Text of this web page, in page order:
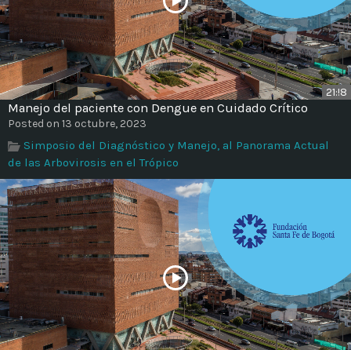
21:!8
Manejo del paciente con Dengue en Cuidado Crítico
Posted on 13 octubre, 2023
Simposio del Diagnóstico y Manejo, al Panorama Actual
de las Arbovirosis en el Trópico